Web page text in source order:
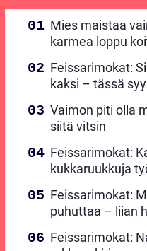
Mies maistaa
karmea loppu
Feissarimokat:
kaksi – tässä syy
Vaimon piti olla
siitä vitsin
Feissarimokat:
kukkaruukkuja
Feissarimokat:
puhuttaa – liian
Feissarimokat: